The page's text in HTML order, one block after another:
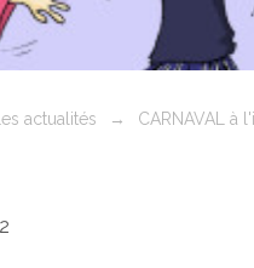
Les actualités → CARNAVAL à